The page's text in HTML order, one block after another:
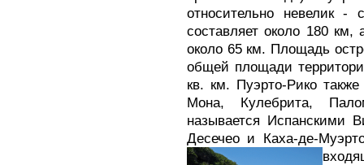
относительно невелик -
составляет около 180
около 65 км. Площадь
общей площади
кв. км. Пуэрто-Рико
Мона, Кулебрита,
называется Испанскими
Десечео и Каха-де-